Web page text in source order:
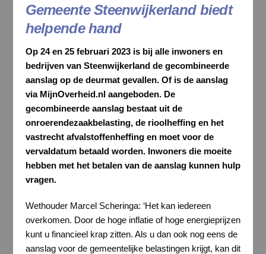
Gemeente Steenwijkerland biedt
helpende hand
Op 24 en 25 februari 2023 is bij alle inwoners en
bedrijven van Steenwijkerland de gecombineerde
aanslag op de deurmat gevallen. Of is de aanslag
via MijnOverheid.nl aangeboden. De
gecombineerde aanslag bestaat uit de
onroerendezaakbelasting, de rioolheffing en het
vastrecht afvalstoffenheffing enmoet voor de
vervaldatum betaald worden. Inwoners die moeite
hebben met het betalen van de aanslag kunnen hulp
vragen.
Wethouder Marcel Scheringa: ‘Het kan iedereen
overkomen. Door de hoge inflatie of hoge energieprijzen
kunt u financieel krap zitten. Als u dan ook nog eens de
aanslag voor de gemeentelijke belastingen krijgt, kan dit